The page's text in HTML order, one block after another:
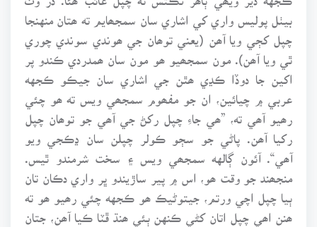
بيٺل پوليس واري کي اشاري سان سمجھايم ته ھتان منهنجا
چپل کڄي ويا آھن (يعني توھان جي ھوندي سوندي چوري
ٿي ويا آھن). مون سمجھيو ھو مون سان ھمدردي ڪندو پر
اکين جا دوڏا ڪڍي ھٿن جي اشاري سان جيڪو ڪجهه
عربي ۾ چيائين، ان جو مفھوم سمجھي ويس ته ھو چئي
رھيو آھي ته، ”ھي جاءِ چپل رکڻ جي آھي جو توھان چپل
رکيا آھن. پاڻي جو سڄو ڪولر چپلن سان ڍڪجي ويو
آھي“. آئون ڳالهه سمجھي ويس ۽ سخت شرمندو ٿيس.
منجھند جو وقت ھو، اس ۾ پير ساڙيندو ڀر واري دڪان تان
ٻيا چپل اچي ورتم، جيتوڻيڪ ھو ڪجهه چئي رھيو ھو ته
ھنن اھي چپل اتان کڻي ڪنهن ٻئي ھنڌ ڦٽا ڪيا آھن، جتان